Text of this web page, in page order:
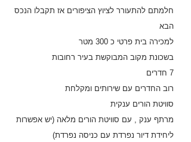
חלמתם להתעורר לציוץ הציפורים אז תקבלו הנכס
הבא
למכירה בית פרטי כ 300 מטר
בשכונת מקוב המבוקשת בעיר רחובות
7 חדרים
רוב החדרים עם שירותים ומקלחת
סוויטת הורים ענקית
מרתף ענק , עם סוויטת הורים מלאה (יש אפשרות
ליחידת דיור נפרדת עם כניסה נפרדת)